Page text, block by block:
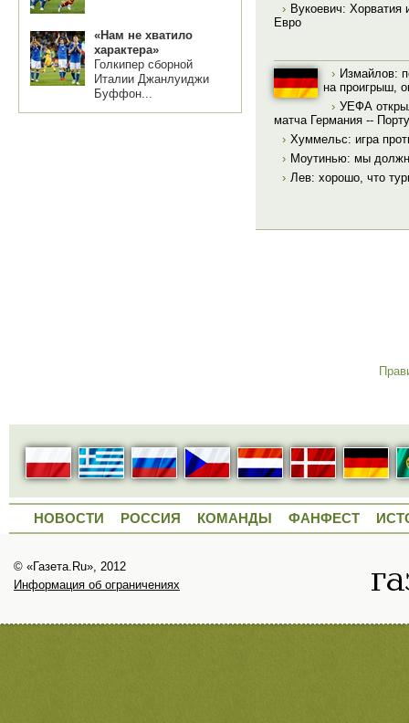
«Нам не хватило
характера»
Голкипер сборной
Италии Джанлуиджи
Буффон...
› Вукоевич:
Евро
› Измайлов:
на проигрыш,
› УЕФА
матча Германия --
› Хуммельс: игра
› Моутинью: мы
› Лев: хорошо, что
НОВОСТИ РОССИЯ КОМАНДЫ ФАНФЕСТ
© «Газета.Ru», 2012
Информация об ограничениях